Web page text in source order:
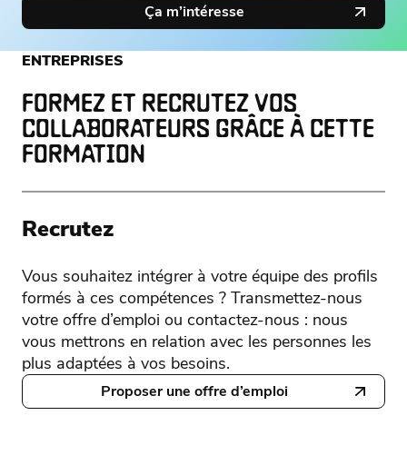
Ça m’intéresse
ENTREPRISES
FORMEZ ET RECRUTEZ VOS
COLLABORATEURS GRÂCE À CETTE
FORMATION
Recrutez
Vous souhaitez intégrer à votre équipe des profils
formés à ces compétences ? Transmettez-nous
votre offre d’emploi ou contactez-nous : nous
vous mettrons en relation avec les personnes les
plus adaptées à vos besoins.
Proposer une offre d’emploi